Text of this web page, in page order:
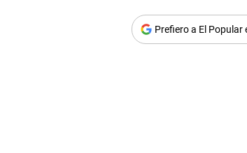
Prefiero a El Popular